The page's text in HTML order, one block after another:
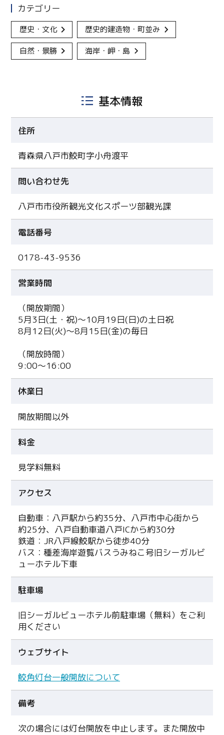
カテゴリー
歴史・文化 歴史的建造物・町並み
自然・景勝 海岸・岬・島
基本情報
住所
青森県八戸市鮫町字小舟渡平
問い合わせ先
八戸市市役所観光文化スポーツ部観光課
電話番号
0178-43-9536
営業時間
（開放期間）
5月3日(土・祝)～10月19日(日)の土日祝
8月12日(火)～8月15日(金)の毎日
（開放時間）
9:00～16:00
休業日
開放期間以外
料金
見学料無料
アクセス
自動車：八戸駅から約35分、八戸市中心街から
約25分、八戸自動車道八戸ICから約30分
鉄道：JR八戸線鮫駅から徒歩40分
バス：種差海岸遊覧バスうみねこ号旧シーガルビ
ューホテル下車
駐車場
旧シーガルビューホテル前駐車場（無料）をご利
用ください
ウェブサイト
鮫角灯台一般開放について
備考
次の場合には灯台開放を中止します。また開放中